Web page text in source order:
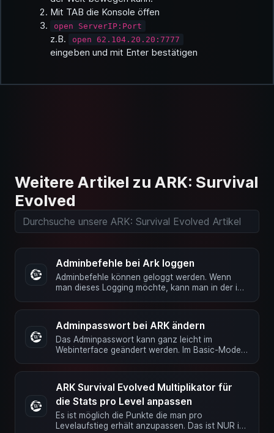
Mit TAB die Konsole öffen
open ServerIP:Port
z.B. open 62.104.20.20:7777
eingeben und mit Enter bestätigen
Weitere Artikel zu ARK: Survival
Evolved
Adminbefehle bei Ark loggen
Adminbefehle können geloggt werden. Wenn
man dieses Logging möchte, kann man in der in
Adminpasswort bei ARK ändern
Das Adminpasswort kann ganz leicht im
Webinterface geändert werden. Im Basic-Mode
ARK Survival Evolved Multiplikator für
die Stats pro Level anpassen
Es ist möglich die Punkte die man pro
Levelaufstieg erhält anzupassen. Das ist NUR im